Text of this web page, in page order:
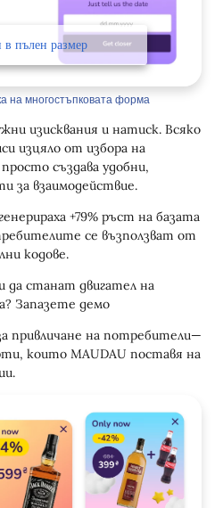
на многостъпковата форма
изисквания и натиск. Всяко
изцяло от избора на
създава удобни,
за взаимодействие.
+79% ръст на базата
се възползват от
кодове.
станат двигател на
Запазете демо
привличане на потребители—
които MAUDAU поставя на